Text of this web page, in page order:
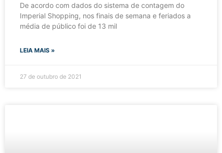
De acordo com dados do sistema de contagem do
Imperial Shopping, nos finais de semana e feriados a
média de público foi de 13 mil
LEIA MAIS »
27 de outubro de 2021